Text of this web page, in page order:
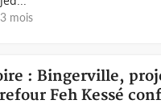
mois
: Bingerville,
Feh Kessé